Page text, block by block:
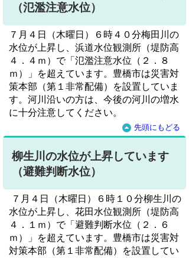
（氾濫注意水位）
７月４日（木曜日）６時４０分梅田川の
水位が上昇し、浜道水位観測所（堤防高
４．４ｍ）で「氾濫注意水位（２．８
ｍ）」を超えています。豊橋市は災害対
策本部（第１非常配備）を設置していま
す。河川沿いの方は、今後の河川の増水
に十分注意してください。
先頭にもどる
柳生川の水位が上昇しています
（避難判断水位）
７月４日（木曜日）６時１０分柳生川の
水位が上昇し、花田水位観測所（堤防高
４．１ｍ）で「避難判断水位（２．６
ｍ）」を超えています。豊橋市は災害対
対策本部（第１非常配備）を設置してい